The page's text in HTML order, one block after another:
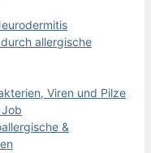
allergische
Viren und Pilze
&